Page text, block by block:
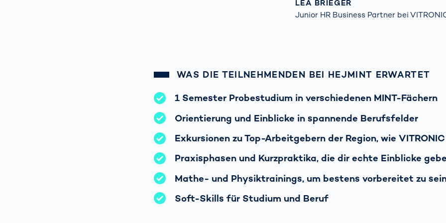
LEA BRIEGER
Junior HR Business Partner bei
WAS DIE TEILNEHMENDEN BEI HEJMINT ERWARTET
1 Semester Probestudium in verschiedenen MINT-Fächern
Orientierung und Einblicke in spannende Berufsfelder
Exkursionen zu Top-Arbeitgebern der Region, wie VITRONIC
Praxisphasen und Kurzpraktika, die dir echte Einblicke
Mathe- und Physiktrainings, um bestens vorbereitet zu
Soft-Skills für Studium und Beruf